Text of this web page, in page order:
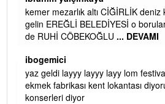
kemer mezarlık altı CİĞİRLİK deniz
gelin EREĞLİ BELEDİYESİ o
de RUHİ CÖBEKOĞLU ... DEVAMI
ibogemici
yaz geldi layyy layyy layy lom
ekmek fabrikası kent lokantası
konserleri diyor